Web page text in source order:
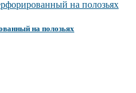
на полозьях